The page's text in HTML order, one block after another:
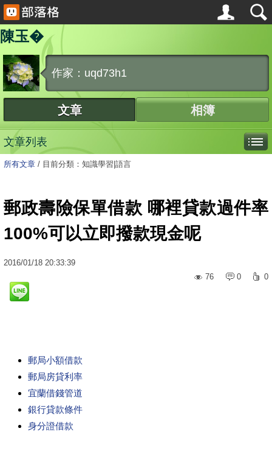
陳玉�
作家：uqd73h1
文章 相簿
文章列表
所有文章 / 目前分類：知識學習|語言
郵政壽險保單借款 哪裡貸款過件率
100%可以立即撥款現金呢
2016/01/18 20:33:39
76
0 0
郵局小額借款
郵局房貸利率
宜蘭借錢管道
銀行貸款條件
身分證借款